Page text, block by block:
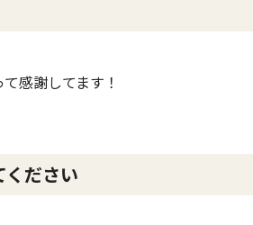
感謝してます！
ください